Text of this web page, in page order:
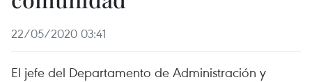
22/05/2020 03:41
El jefe del Departamento de Administración y